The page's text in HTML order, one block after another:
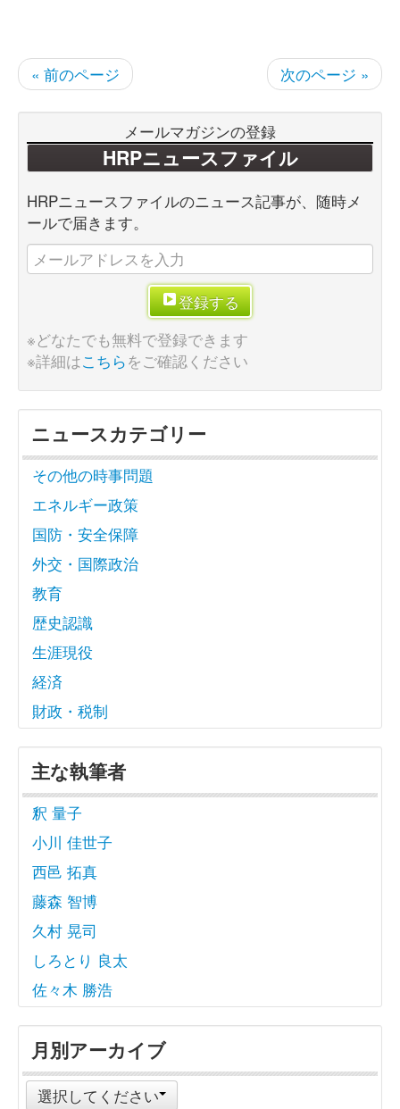
« 前のページ 次のページ »
メールマガジンの登録
HRPニュースファイル
HRPニュースファイルのニュース記事が、随時メ
ールで届きます。
登録する
※どなたでも無料で登録できます
※詳細はこちらをご確認ください
ニュースカテゴリー
その他の時事問題
エネルギー政策
国防・安全保障
外交・国際政治
教育
歴史認識
生涯現役
経済
財政・税制
主な執筆者
釈 量子
小川 佳世子
西邑 拓真
藤森 智博
久村 晃司
しろとり 良太
佐々木 勝浩
月別アーカイブ
選択してください